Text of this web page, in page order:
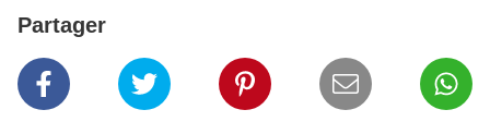
Partager